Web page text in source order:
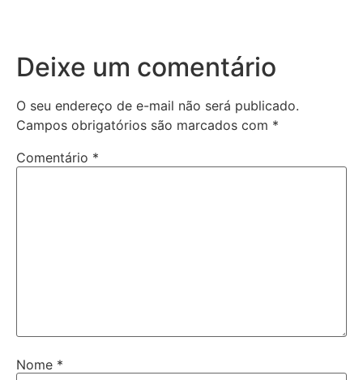
Deixe um comentário
O seu endereço de e-mail não será publicado.
Campos obrigatórios são marcados com *
Comentário *
Nome *